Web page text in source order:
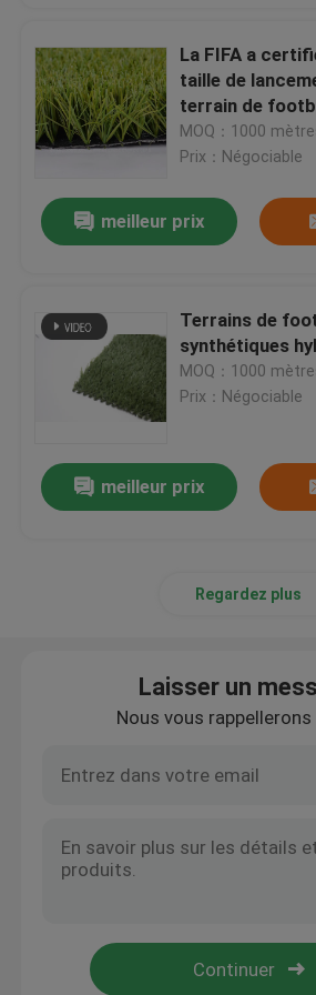
La FIFA a
taille de
terrain de
55mm
MOQ：1000
Prix：Négociable
meilleur prix
Terrains de
synthétiques
MOQ：1000
Prix：Négociable
meilleur prix
Regardez plus
Laisser un
Nous vous